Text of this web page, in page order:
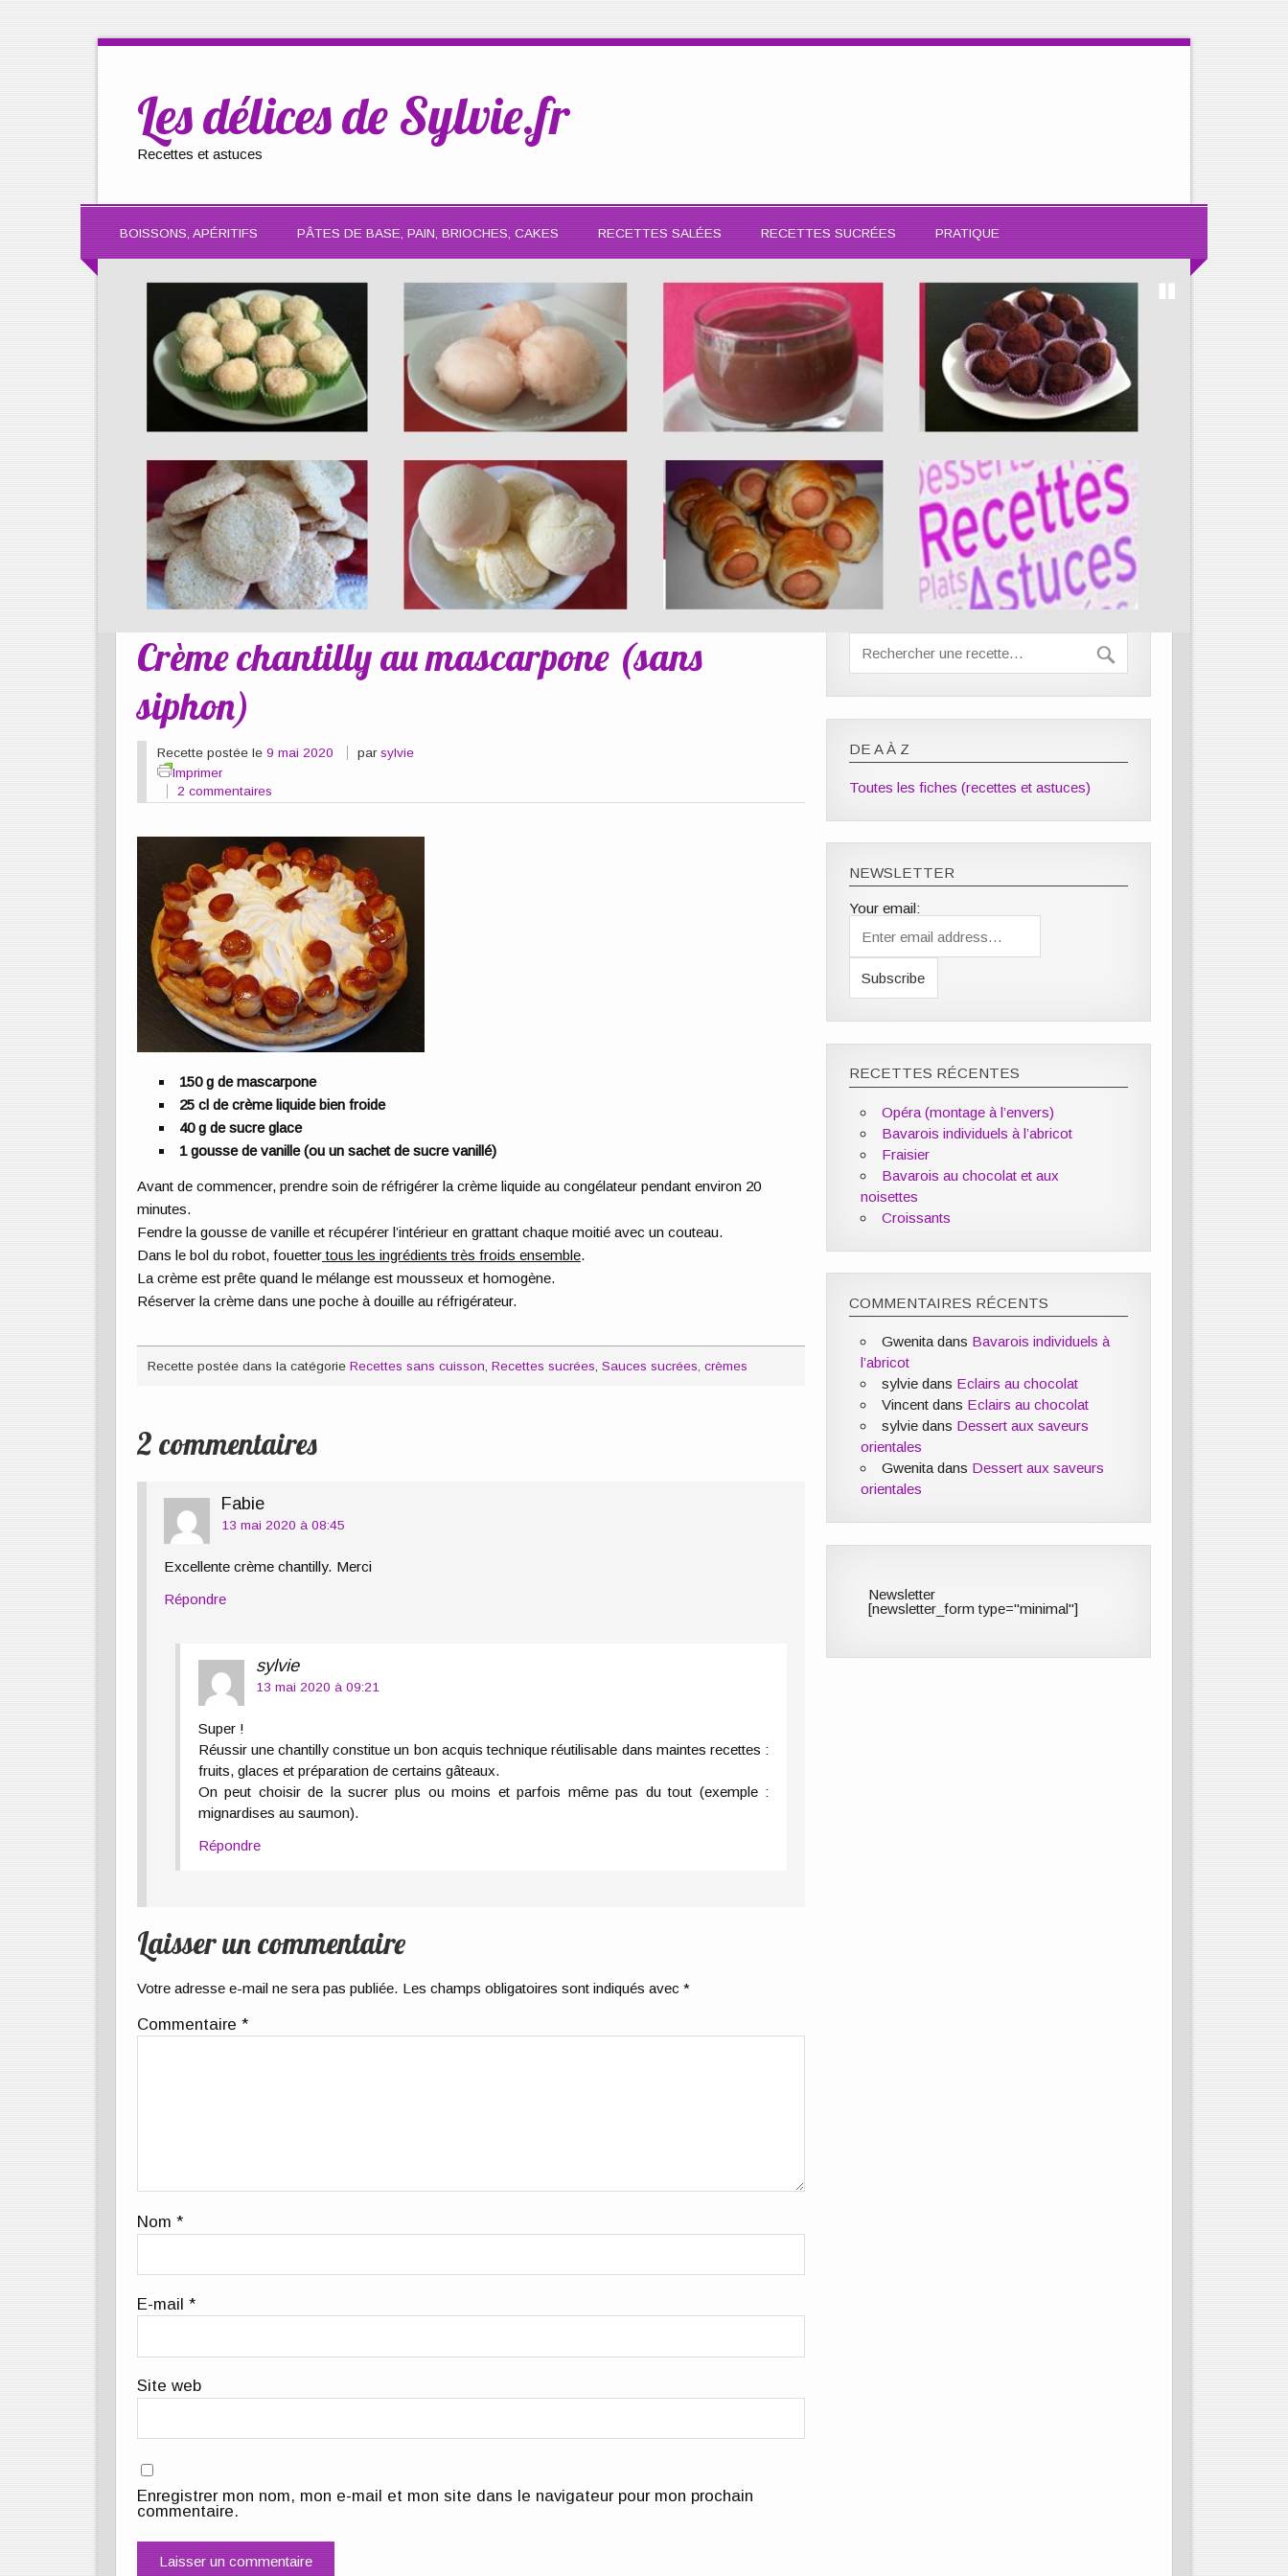
Les délices de Sylvie.fr
Recettes et astuces
BOISSONS, APÉRITIFS PÂTES DE BASE, PAIN, BRIOCHES, CAKES RECETTES SALÉES RECETTES SUCRÉES PRATIQUE
Crème chantilly au mascarpone (sans
siphon)
Recette postée le 9 mai 2020 parsylvie
Imprimer
2 commentaires
150 g de mascarpone
25 cl de crème liquide bien froide
40 g de sucre glace
1 gousse de vanille (ou un sachet de sucre vanillé)
Avant de commencer, prendre soin de réfrigérer la crème liquide au congélateur pendant environ 20
minutes.
Fendre la gousse de vanille et récupérer l’intérieur en grattant chaque moitié avec un couteau.
Dans le bol du robot, fouettertous les ingrédients très froids ensemble.
La crème est prête quand le mélange est mousseux et homogène.
Réserver la crème dans une poche à douille au réfrigérateur.
Recette postée dans la catégorie Recettes sans cuisson, Recettes sucrées, Sauces sucrées, crèmes
2 commentaires
Fabie
13 mai 2020 à 08:45
Excellente crème chantilly. Merci
Répondre
sylvie
13 mai 2020 à 09:21
Super !
Réussir une chantilly constitue un bon acquis technique réutilisable dans maintes recettes :
fruits, glaces et préparation de certains gâteaux.
On peut choisir de la sucrer plus ou moins et parfois même pas du tout (exemple :
mignardises au saumon).
Répondre
Laisser un commentaire
Votre adresse e-mail ne sera pas publiée. Les champs obligatoires sont indiqués avec*
Commentaire*
Nom*
E-mail*
Site web
Enregistrer mon nom, mon e-mail et mon site dans le navigateur pour mon prochain
commentaire.
DE A À Z
Toutes les fiches (recettes et astuces)
NEWSLETTER
Your email:
RECETTES RÉCENTES
Opéra (montage à l’envers)
Bavarois individuels à l’abricot
Fraisier
Bavarois au chocolat et aux
noisettes
Croissants
COMMENTAIRES RÉCENTS
Gwenitadans Bavarois individuels à
l’abricot
sylviedans Eclairs au chocolat
Vincentdans Eclairs au chocolat
sylviedans Dessert aux saveurs
orientales
Gwenitadans Dessert aux saveurs
orientales
Newsletter
[newsletter_form type="minimal"]